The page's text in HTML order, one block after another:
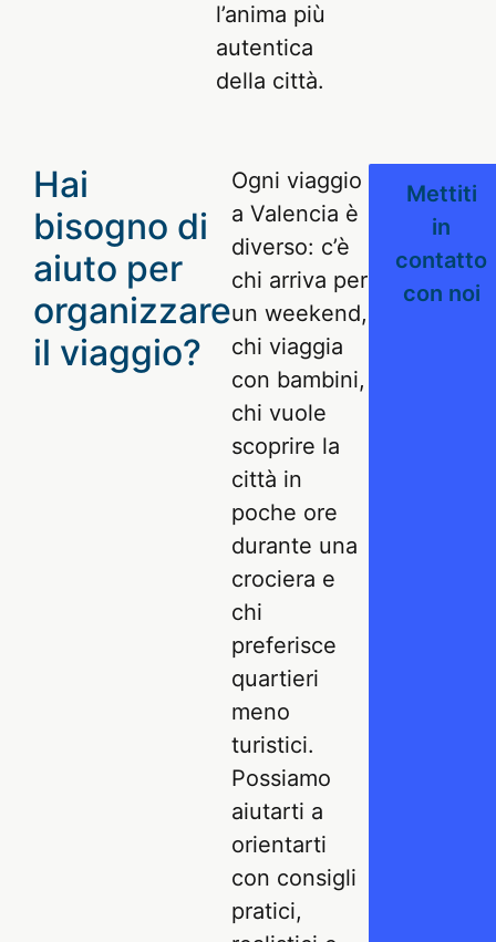
l’anima più
autentica
della città.
Hai
bisogno di
aiuto per
organizzare
il viaggio?
Ogni viaggio
a Valencia è
diverso: c’è
chi arriva per
un weekend,
chi viaggia
con bambini,
chi vuole
scoprire la
città in
poche ore
durante una
crociera e
chi
preferisce
quartieri
meno
turistici.
Possiamo
aiutarti a
orientarti
con consigli
pratici,
Mettiti
in
contatto
con noi